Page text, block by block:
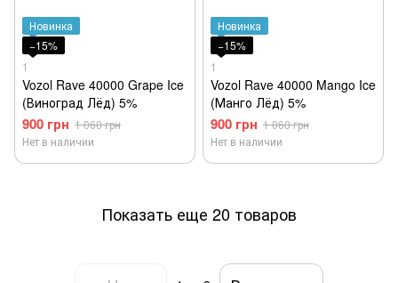
Новинка
−15%
1
Vozol Rave 40000 Grape Ice
(Виноград Лёд) 5%
900 грн 1 060 грн
Нет в наличии
Новинка
−15%
1
Vozol Rave 40000 Mango Ice
(Манго Лёд) 5%
900 грн 1 060 грн
Нет в наличии
Показать еще 20 товаров